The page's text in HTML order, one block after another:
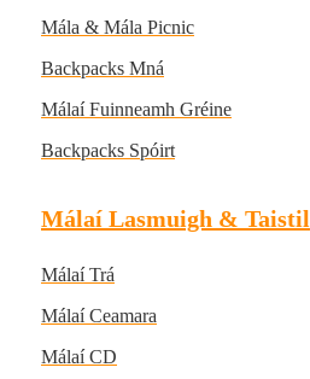
Mála & Mála Picnic
Backpacks Mná
Málaí Fuinneamh Gréine
Backpacks Spóirt
Málaí Lasmuigh & Taistil
Málaí Trá
Málaí Ceamara
Málaí CD